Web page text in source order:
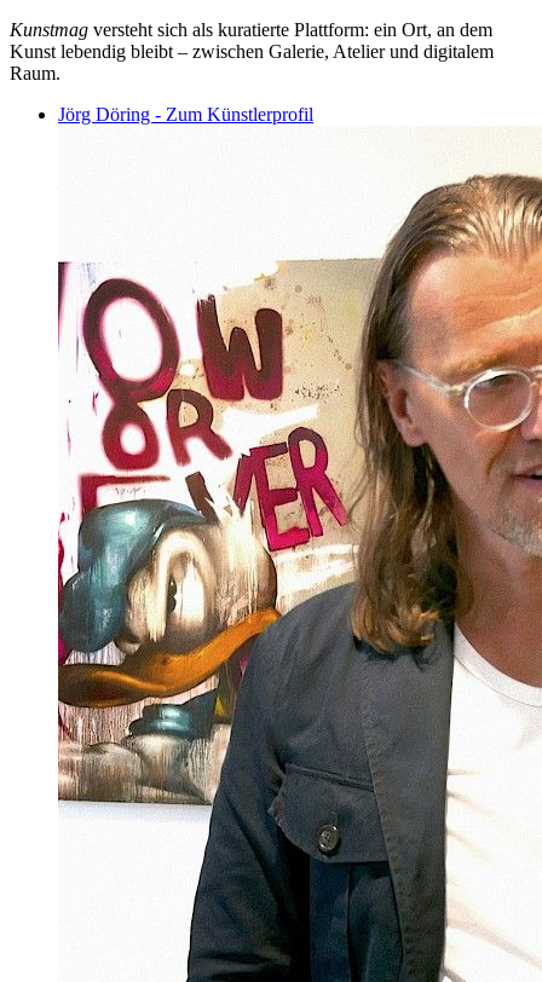
Kunstmag versteht sich als kuratierte Plattform: ein Ort, an dem
Kunst lebendig bleibt – zwischen Galerie, Atelier und digitalem
Raum.
Jörg Döring - Zum Künstlerprofil